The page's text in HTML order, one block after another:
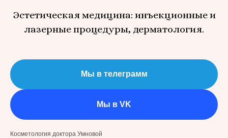
Эстетическая медицина: инъекционные и
лазерные процедуры, дерматология.
Мы в телеграмм
Мы в VK
Косметология доктора Умновой